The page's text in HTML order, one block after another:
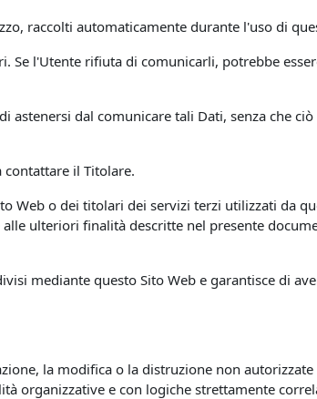
raccolti automaticamente durante l'uso di
Se l'Utente rifiuta di comunicarli, potrebbe
dal comunicare tali Dati, senza che
il Titolare.
Web o dei titolari dei servizi terzi utilizzati da
ulteriori finalità descritte nel presente
mediante questo Sito Web e garantisce di
la modifica o la distruzione non autorizzate
organizzative e con logiche strettamente